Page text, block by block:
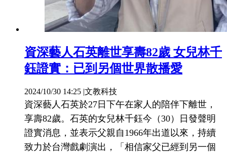
資深藝人石英離世享壽82歲 女兒林千
鈺證實：已到另個世界散播愛
2024/10/30 14:25 |文教科技
資深藝人石英於27日下午在家人的陪伴下離世，
享壽82歲。石英的女兒林千鈺今（30）日發聲明
證實消息，並表示父親自1966年出道以來，持續
致力於台灣戲劇演出，「相信家父已經到另一個